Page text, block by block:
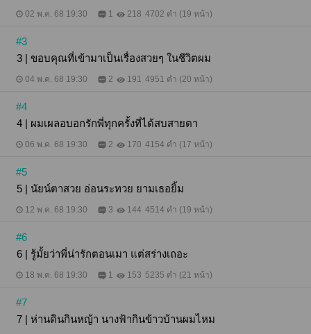
02 พ.ค. 68 19:30 1 218 4702 คำ (19 หน้า)
#3
3 | ขอบคุณที่เข้ามาเป็นเรื่องสวยๆ ในชีวิตผม
04 พ.ค. 68 19:30 2 191 4951 คำ (20 หน้า)
#4
4 | ผมเผลอบอกรักพี่ทุกครั้งที่ได้สบสายตา
06 พ.ค. 68 19:30 2 170 4154 คำ (17 หน้า)
#5
5 | นัยน์ตาสวย อ่อนระทวย ยามเธอยิ้ม
12 พ.ค. 68 19:30 3 144 4514 คำ (19 หน้า)
#6
6 | รู้มั้ยว่าพี่น่ารักตอนเมา แต่สร่างเถอะ
18 พ.ค. 68 19:30 1 153 5235 คำ (21 หน้า)
#7
7 | ห่านดินกินหญ้า นางฟ้ากินข้าวบ้านผมไหม